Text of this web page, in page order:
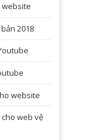
website
2018
website
web vệ